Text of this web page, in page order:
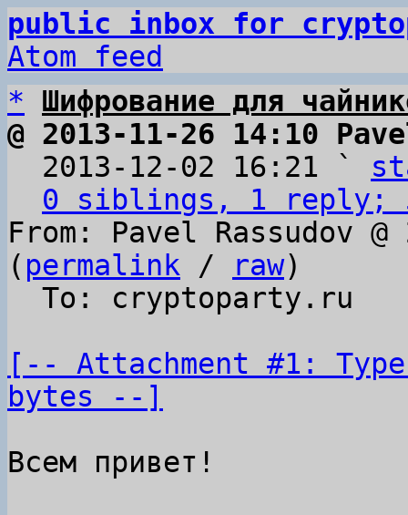
public inbox for
Atom feed
*
Шифрование для
@ 2013-11-26 14:10
2013-12-02 16:21 `
0 siblings, 1 reply;
From: Pavel Rassudov
( permalink / raw)
[-- Attachment #1:
bytes --]
Всем привет!